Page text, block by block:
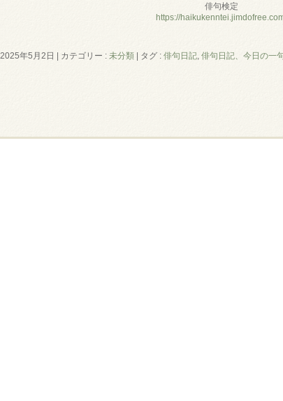
俳句検定
https://
2025年5月2日 カテゴリー : 未分類 タグ : 俳句日記 俳句日記、今日の一